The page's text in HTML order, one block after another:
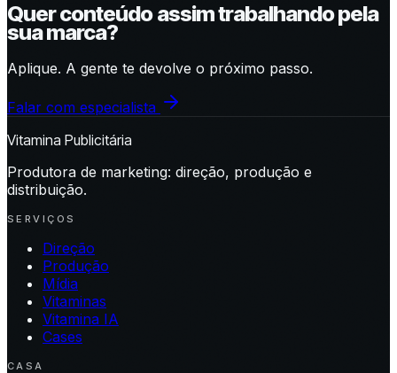
Quer conteúdo assim trabalhando pela
sua marca?
Aplique. A gente te devolve o próximo passo.
Falar com especialista
Vitamina Publicitária
Produtora de marketing: direção, produção e
distribuição.
SERVIÇOS
Direção
Produção
Mídia
Vitaminas
Vitamina IA
Cases
CASA